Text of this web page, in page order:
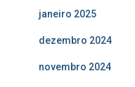
janeiro 2025
dezembro 2024
novembro 2024